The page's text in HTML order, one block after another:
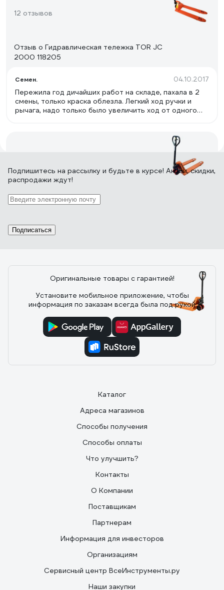
12 отзывов
Отзыв о Гидравлическая тележка TOR JC
2000 118205
Семен. 04.10.2017
Пережила год дичайших работ на складе, пахала в 2
смены, только краска облезла. Легкий ход ручки и
рычага, надо только было увеличить ход от одного
Отзыв о Гидравлическая тележка Grost
Алтай Жанаев
17 отзывов
Отзыв о Гидравлическая тележка 3000 кг
Gigant 1150x550 мм полиуретановые
асфальту. Колеса целые. Биг-бэг втроем толкаем.
Подпишитесь на рассылку и будьте в курсе! Акции, скидки,
распродажи ждут!
Подписаться
Оригинальные товары с гарантией!
Установите мобильное приложение, чтобы
информация по заказам всегда была под рукой
Каталог
Адреса магазинов
Способы получения
Способы оплаты
Что улучшить?
Контакты
О Компании
Поставщикам
Партнерам
Информация для инвесторов
Организациям
Сервисный центр ВсеИнструменты.ру
Наши закупки